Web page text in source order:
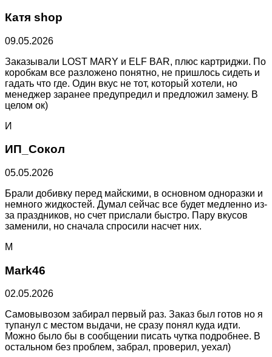
Катя shop
09.05.2026
Заказывали LOST MARY и ELF BAR, плюс картриджи. По
коробкам все разложено понятно, не пришлось сидеть и
гадать что где. Один вкус не тот, который хотели, но
менеджер заранее предупредил и предложил замену. В
целом ок)
И
ИП_Сокол
05.05.2026
Брали добивку перед майскими, в основном одноразки и
немного жидкостей. Думал сейчас все будет медленно из-
за праздников, но счет прислали быстро. Пару вкусов
заменили, но сначала спросили насчет них.
M
Mark46
02.05.2026
Самовывозом забирал первый раз. Заказ был готов но я
тупанул с местом выдачи, не сразу понял куда идти.
Можно было бы в сообщении писать чутка подробнее. В
остальном без проблем, забрал, проверил, уехал)